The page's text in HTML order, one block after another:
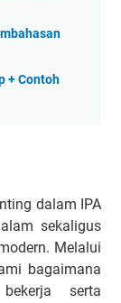
+ Contoh
dalam IPA
sekaligus
Melalui
bagaimana
serta